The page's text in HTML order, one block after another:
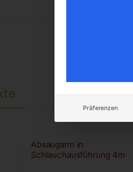
Absaugarm in
Schlauchausführung 4m
Präferenzen